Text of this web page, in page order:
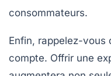
consommateurs.
Enfin, rappelez-vous
compte. Offrir une